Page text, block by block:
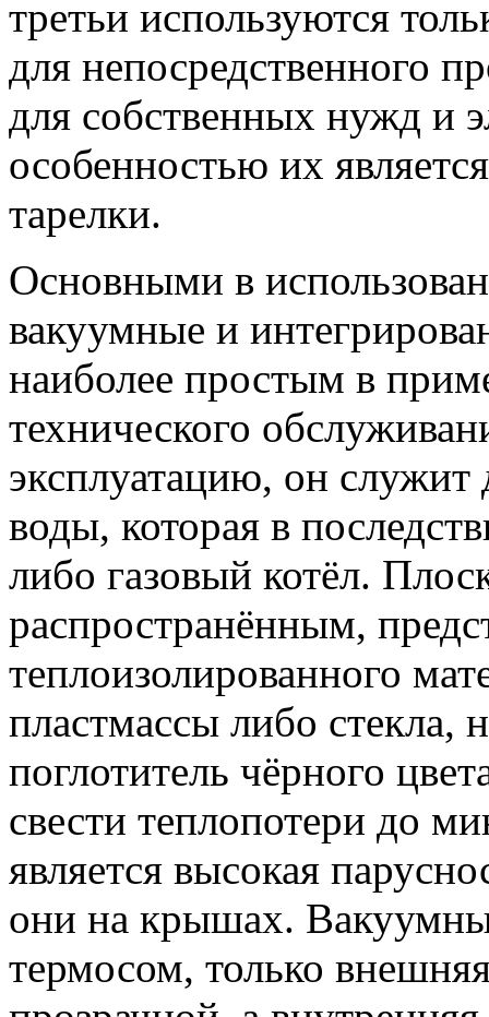
третьи используются
для непосредственного
для собственных нужд и
особенностью их
тарелки.
Основными в
вакуумные и
наиболее простым в
технического
эксплуатацию, он служит
воды, которая в
либо газовый котёл.
распространённым,
теплоизолированного
пластмассы либо стекла,
поглотитель чёрного
свести теплопотери до
является высокая
они на крышах.
термосом, только